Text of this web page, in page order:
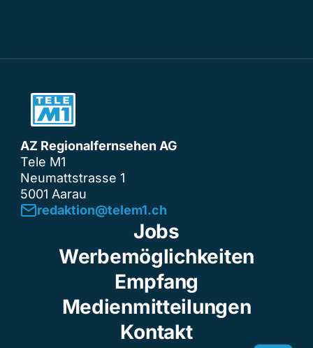
AZ Regionalfernsehen AG
Tele M1
Neumattstrasse 1
5001 Aarau
redaktion@telem1.ch
Jobs
Werbemöglichkeiten
Empfang
Medienmitteilungen
Kontakt